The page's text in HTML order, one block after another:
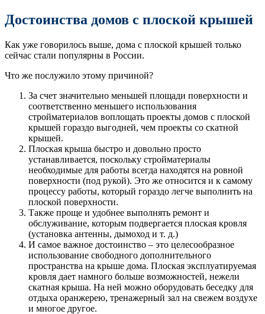
Достоинства домов с плоской крышей
Как уже говорилось выше, дома с плоской крышей только
сейчас стали популярны в России.
Что же послужило этому причиной?
За счет значительно меньшей площади поверхности и
соответственно меньшего использования
стройматериалов воплощать проекты домов с плоской
крышей гораздо выгодней, чем проекты со скатной
крышей.
Плоская крыша быстро и довольно просто
устанавливается, поскольку стройматериалы
необходимые для работы всегда находятся на ровной
поверхности (под рукой). Это же относится и к самому
процессу работы, который гораздо легче выполнить на
плоской поверхности.
Также проще и удобнее выполнять ремонт и
обслуживание, которым подвергается плоская кровля
(установка антенны, дымоход и т. д.)
И самое важное достоинство – это целесообразное
использование свободного дополнительного
пространства на крыше дома. Плоская эксплуатируемая
кровля дает намного больше возможностей, нежели
скатная крыша. На ней можно оборудовать беседку для
отдыха оранжерею, тренажерный зал на свежем воздухе
и многое другое.